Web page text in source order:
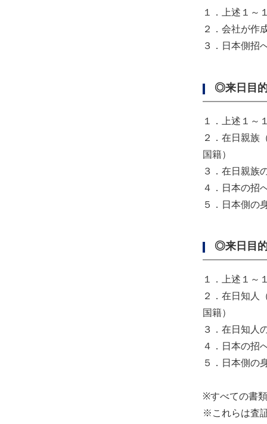
１．上述１～
２．会社が作
３．日本側招
◎来日目
１．上述１～
２．在日親族
国籍）
３．在日親族
４．日本の招
５．日本側の
◎来日目
１．上述１～
２．在日知人
国籍）
３．在日知人
４．日本の招
５．日本側の
※すべての書
※これらは査